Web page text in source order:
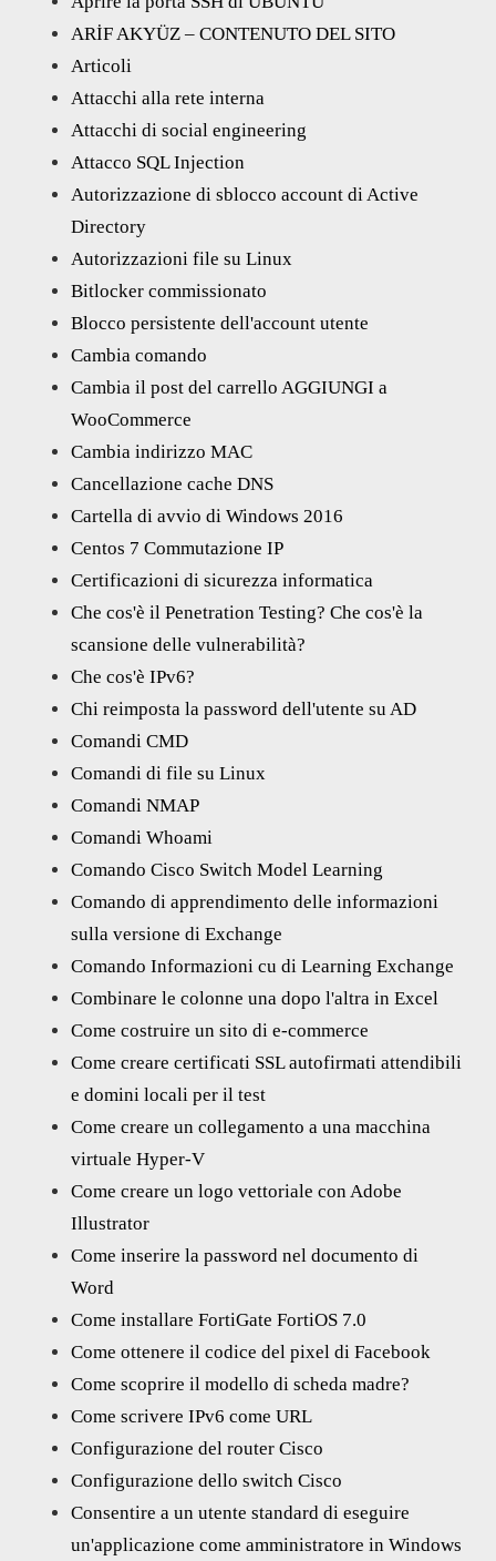
ARİF AKYÜZ – CONTENUTO DEL SITO
Articoli
Attacchi alla rete interna
Attacchi di social engineering
Attacco SQL Injection
Autorizzazione di sblocco account di Active
Directory
Autorizzazioni file su Linux
Bitlocker commissionato
Blocco persistente dell'account utente
Cambia comando
Cambia il post del carrello AGGIUNGI a
WooCommerce
Cambia indirizzo MAC
Cancellazione cache DNS
Cartella di avvio di Windows 2016
Centos 7 Commutazione IP
Certificazioni di sicurezza informatica
Che cos'è il Penetration Testing? Che cos'è la
scansione delle vulnerabilità?
Che cos'è IPv6?
Chi reimposta la password dell'utente su AD
Comandi CMD
Comandi di file su Linux
Comandi NMAP
Comandi Whoami
Comando Cisco Switch Model Learning
Comando di apprendimento delle informazioni
sulla versione di Exchange
Comando Informazioni cu di Learning Exchange
Combinare le colonne una dopo l'altra in Excel
Come costruire un sito di e-commerce
Come creare certificati SSL autofirmati attendibili
e domini locali per il test
Come creare un collegamento a una macchina
virtuale Hyper-V
Come creare un logo vettoriale con Adobe
Illustrator
Come inserire la password nel documento di
Word
Come installare FortiGate FortiOS 7.0
Come ottenere il codice del pixel di Facebook
Come scoprire il modello di scheda madre?
Come scrivere IPv6 come URL
Configurazione del router Cisco
Configurazione dello switch Cisco
Consentire a un utente standard di eseguire
un'applicazione come amministratore in Windows